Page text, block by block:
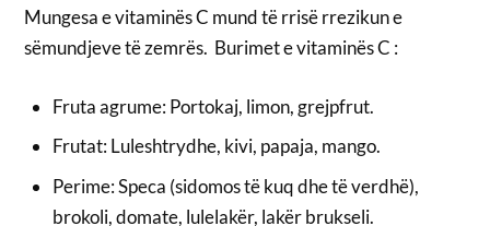
Mungesa e vitaminës C mund të rrisë rrezikun e
sëmundjeve të zemrës. Burimet e vitaminës C :
Fruta agrume: Portokaj, limon, grejpfrut.
Frutat: Luleshtrydhe, kivi, papaja, mango.
Perime: Speca (sidomos të kuq dhe të verdhë),
brokoli, domate, lulelakër, lakër brukseli.